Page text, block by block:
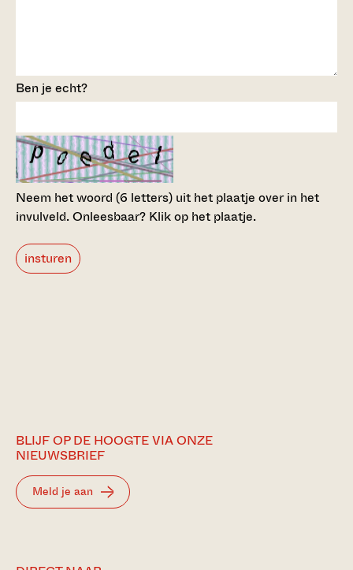
Ben je echt?
Neem het woord (6 letters) uit het plaatje over in het
invulveld.Onleesbaar? Klik op het plaatje.
insturen
BLIJF OP DE HOOGTE VIA ONZE
NIEUWSBRIEF
Meld je aan